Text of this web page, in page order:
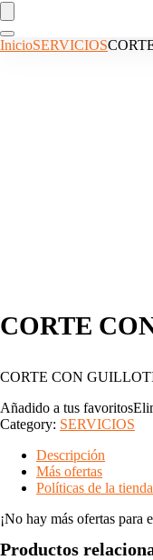
InicioSERVICIOS
CORTE
CORTE CON
Añadido a tus favoritos
Category: SERVICIOS
Descripción
Más ofertas
Políticas de la tienda
¡No hay más ofertas para
Productos